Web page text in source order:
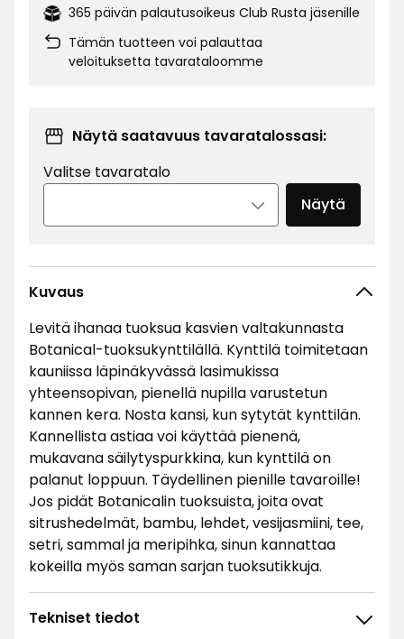
365 päivän palautusoikeus Club Rusta jäsenille
Tämän tuotteen voi palauttaa
veloituksetta tavarataloomme
Näytä saatavuus tavaratalossasi:
Valitse tavaratalo
Näytä
Kuvaus
Levitä ihanaa tuoksua kasvien valtakunnasta
Botanical-tuoksukynttilällä. Kynttilä toimitetaan
kauniissa läpinäkyvässä lasimukissa
yhteensopivan, pienellä nupilla varustetun
kannen kera. Nosta kansi, kun sytytät kynttilän.
Kannellista astiaa voi käyttää pienenä,
mukavana säilytyspurkkina, kun kynttilä on
palanut loppuun. Täydellinen pienille tavaroille!
Jos pidät Botanicalin tuoksuista, joita ovat
sitrushedelmät, bambu, lehdet, vesijasmiini, tee,
setri, sammal ja meripihka, sinun kannattaa
kokeilla myös saman sarjan tuoksutikkuja.
Tekniset tiedot